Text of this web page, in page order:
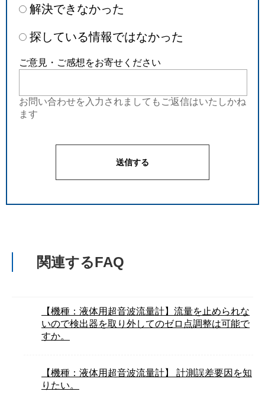
解決できなかった
探している情報ではなかった
ご意見・ご感想をお寄せください
お問い合わせを入力されましてもご返信はいたしかね
ます
関連するFAQ
【機種：液体用超音波流量計】流量を止められな
いので検出器を取り外してのゼロ点調整は可能で
すか。
【機種：液体用超音波流量計】 計測誤差要因を知
りたい。